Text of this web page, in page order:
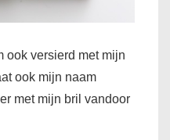
ook versierd met mijn
ook mijn naam
met mijn bril vandoor